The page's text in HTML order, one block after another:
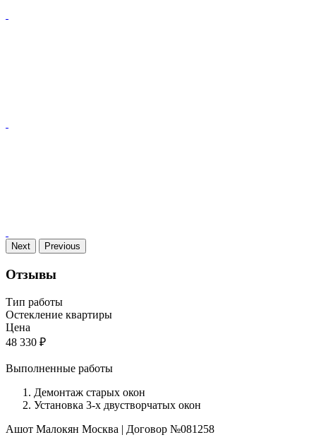
Next Previous
Отзывы
Тип работы
Остекление квартиры
Цена
48 330 ₽
Выполненные работы
Демонтаж старых окон
Установка 3-х двустворчатых окон
Ашот Малокян Москва | Договор №081258